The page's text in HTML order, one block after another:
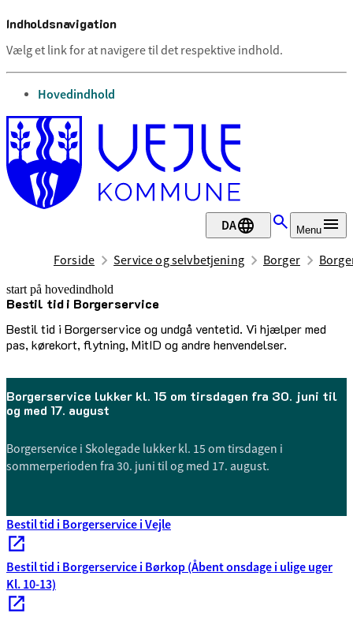
Indholdsnavigation
Vælg et link for at navigere til det respektive indhold.
gå til
Hovedindhold
DA Menu
Forside Service og selvbetjening Borger
start på hovedindhold
Bestil tid i Borgerservice
Bestil tid i Borgerservice og undgå ventetid. Vi hjælper med
pas, kørekort, flytning, MitID og andre henvendelser.
senest opdateret 15. juni 2026
Borgerservice lukker kl. 15 om tirsdagen fra 30. juni til
og med 17. august
Borgerservice i Skolegade lukker kl. 15 om tirsdagen i
sommerperioden fra 30. juni til og med 17. august.
Bestil tid i Borgerservice i Vejle
Bestil tid i Borgerservice i Børkop (Åbent onsdage i ulige uger
Kl. 10-13)